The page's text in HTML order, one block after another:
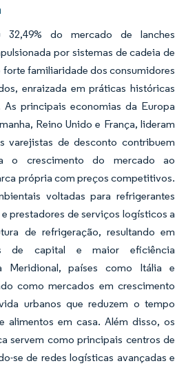
32,49% do mercado de lanches
por sistemas de cadeia de
familiaridade dos consumidores
enraizada em práticas históricas
As principais economias da Europa
Reino Unido e França, lideram
varejistas de desconto contribuem
o crescimento do mercado ao
própria com preços competitivos.
voltadas para refrigerantes
prestadores de serviços logísticos a
de refrigeração, resultando em
de capital e maior eficiência
Meridional, países como Itália e
como mercados em crescimento
urbanos que reduzem o tempo
alimentos em casa. Além disso, os
servem como principais centros de
se de redes logísticas avançadas e